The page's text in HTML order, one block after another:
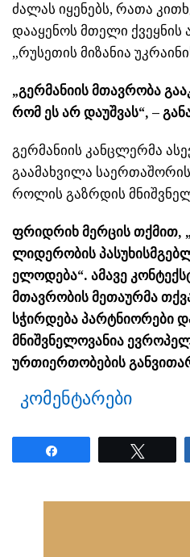
ძალას იყენებს, რათა
დააყენოს მთელი ქვეყნის
„რუსეთის მიზანია
„გერმანიის მთავრობა
რომ ეს არ დაუშვას“, –
გერმანიის კანცლერმა
გაამახვილა
როლის გაზრდის
ფრიდრიხ მერცის თქმით,
ლიდერობის
ელოდება“. ამავე
მთავრობის მეთაურმა
სჭირდება პარტნიორები
მნიშვნელოვანია
ურთიერთობების
კომენტარები